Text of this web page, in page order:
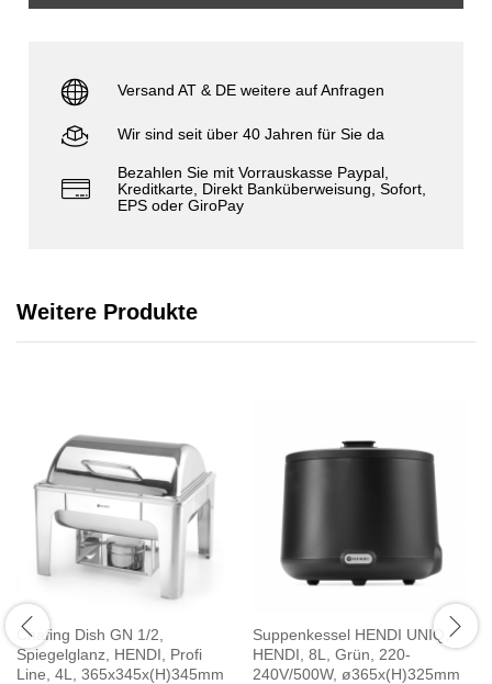
Versand AT & DE weitere auf Anfragen
Wir sind seit über 40 Jahren für Sie da
Bezahlen Sie mit Vorrauskasse Paypal,
Kreditkarte, Direkt Banküberweisung, Sofort,
EPS oder GiroPay
Weitere Produkte
Chafing Dish GN 1/2,
Spiegelglanz, HENDI, Profi
Line, 4L, 365x345x(H)345mm
Suppenkessel HENDI UNIQ,
HENDI, 8L, Grün, 220-
240V/500W, ø365x(H)325mm